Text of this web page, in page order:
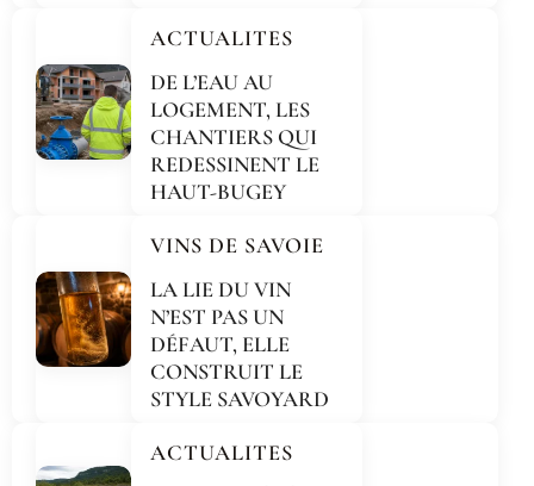
ACTUALITES
DE L’EAU AU
LOGEMENT, LES
CHANTIERS QUI
REDESSINENT LE
HAUT-BUGEY
VINS DE SAVOIE
LA LIE DU VIN
N’EST PAS UN
DÉFAUT, ELLE
CONSTRUIT LE
STYLE SAVOYARD
ACTUALITES